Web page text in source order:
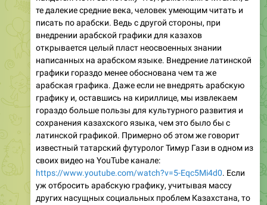
те далекие средние века, человек умеющим читать и
писать по арабски. Ведь с другой стороны, при
внедрении арабской графики для казахов
открывается целый пласт неосвоенных знании
написанных на арабском языке. Внедрение латинской
графики гораздо менее обоснована чем та же
арабская графика. Даже если не внедрять арабскую
графику и, оставшись на кириллице, мы извлекаем
гораздо больше пользы для культурного развития и
сохранения казахского языка, чем это было бы с
латинской графикой. Примерно об этом же говорит
известный татарский футуролог Тимур Гази в одном из
своих видео на YouTube канале:
https://www.youtube.com/watch?v=5-Eqc5Mi4d0. Если
уж отбросить арабскую графику, учитывая массу
других насущных социальных проблем Казахстана, то